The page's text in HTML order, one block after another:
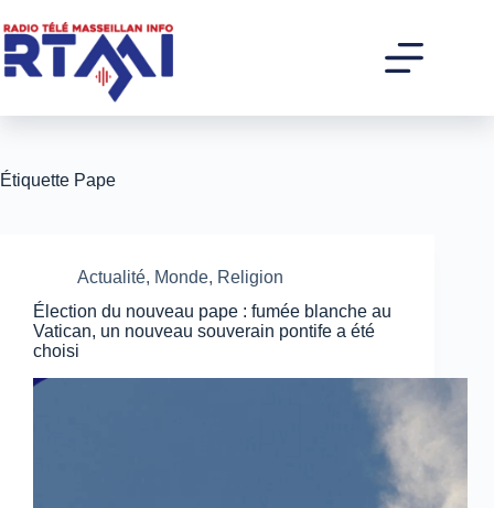
au
contenu
Étiquette Pape
Actualité, Monde, Religion
Élection du nouveau pape : fumée blanche au
Vatican, un nouveau souverain pontife a été
choisi